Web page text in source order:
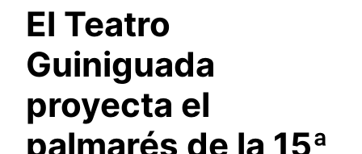
El Teatro
Guiniguada
proyecta el
palmarés de la 15ª